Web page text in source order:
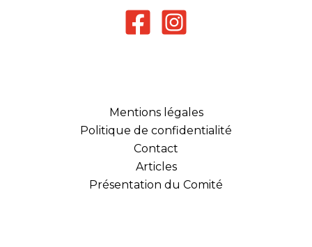
Mentions légales
Politique de confidentialité
Contact
Articles
Présentation du Comité